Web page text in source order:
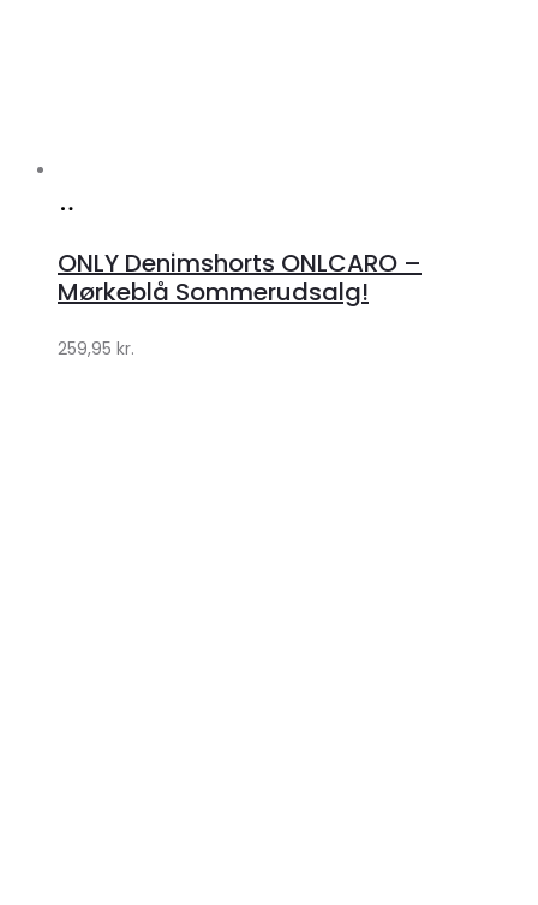
Klædeskabet.dk
ONLY Denimshorts ONLCARO –
Mørkeblå Sommerudsalg!
259,95 kr.